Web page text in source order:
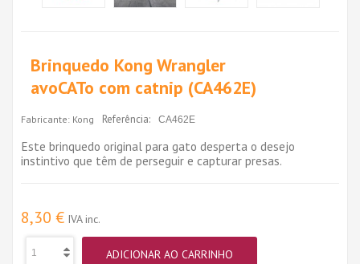
Brinquedo Kong Wrangler
avoCATo com catnip (CA462E)
Fabricante: Kong Referência: CA462E
Este brinquedo original para gato desperta o desejo
instintivo que têm de perseguir e capturar presas.
8,30 € IVA inc.
ADICIONAR AO CARRINHO